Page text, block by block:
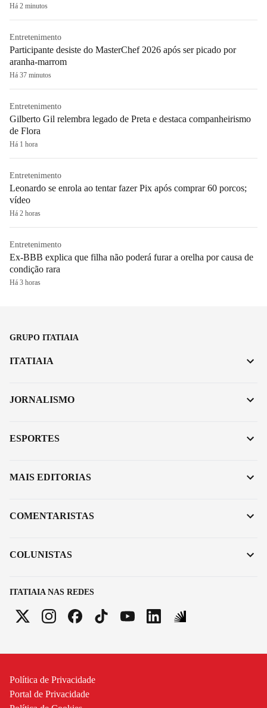
Há 2 minutos
Entretenimento
Participante desiste do MasterChef 2026 após ser picado por
aranha-marrom
Há 37 minutos
Entretenimento
Gilberto Gil relembra legado de Preta e destaca companheirismo
de Flora
Há 1 hora
Entretenimento
Leonardo se enrola ao tentar fazer Pix após comprar 60 porcos;
vídeo
Há 2 horas
Entretenimento
Ex-BBB explica que filha não poderá furar a orelha por causa de
condição rara
Há 3 horas
GRUPO ITATIAIA
ITATIAIA NAS REDES
ITATIAIA
JORNALISMO
ESPORTES
MAIS EDITORIAS
COMENTARISTAS
COLUNISTAS
Política de Privacidade
Portal de Privacidade